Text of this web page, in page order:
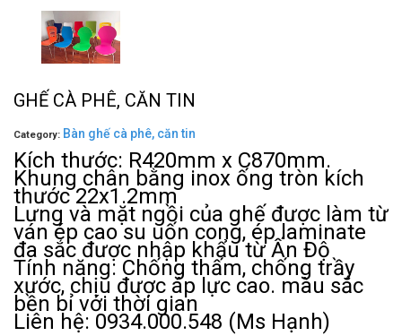
GHẾ CÀ PHÊ, CĂN TIN
Category: Bàn ghế cà phê, căn tin
Kích thước: R420mm x C870mm.
Khung chân bằng inox ống tròn kích
thước 22x1.2mm
Lưng và mặt ngồi của ghế được làm từ
ván ép cao su uốn cong, ép laminate
đa sắc được nhập khẩu từ Ấn Độ
Tính năng: Chống thấm, chống trầy
xước, chịu được áp lực cao. màu sắc
bền bỉ với thời gian
Liên hệ: 0934.000.548 (Ms Hạnh)